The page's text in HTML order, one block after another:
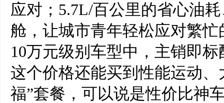
应对；5.7L/百公里的省心油
舱，让城市青年轻松应对繁
10万元级别车型中，主销即
这个价格还能买到性能运动
福”套餐，可以说是性价比神